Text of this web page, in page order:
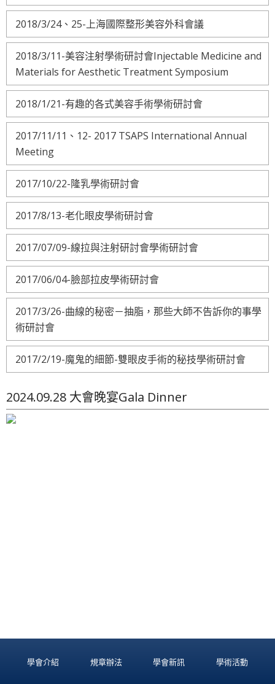
2018/3/24、25-上海國際整形美容外科會議
2018/3/11-美容注射學術研討會Injectable Medicine and
Materials for Aesthetic Treatment Symposium
2018/1/21-有趣的各式美容手術學術研討會
2017/11/11、12- 2017 TSAPS International Annual
Meeting
2017/10/22-隆乳學術研討會
2017/8/13-老化眼皮學術研討會
2017/07/09-線拉與注射研討會學術研討會
2017/06/04-臉部拉皮學術研討會
2017/3/26-曲線的秘密－抽脂，那些大師不告訴你的事學
術研討會
2017/2/19-魔鬼的細節-雙眼皮手術的秘技學術研討會
2024.09.28 大會晚宴Gala Dinner
學會介紹 規章辦法 學會新訊 學術活動